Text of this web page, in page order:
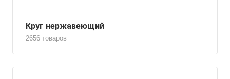
Круг нержавеющий
2656 товаров